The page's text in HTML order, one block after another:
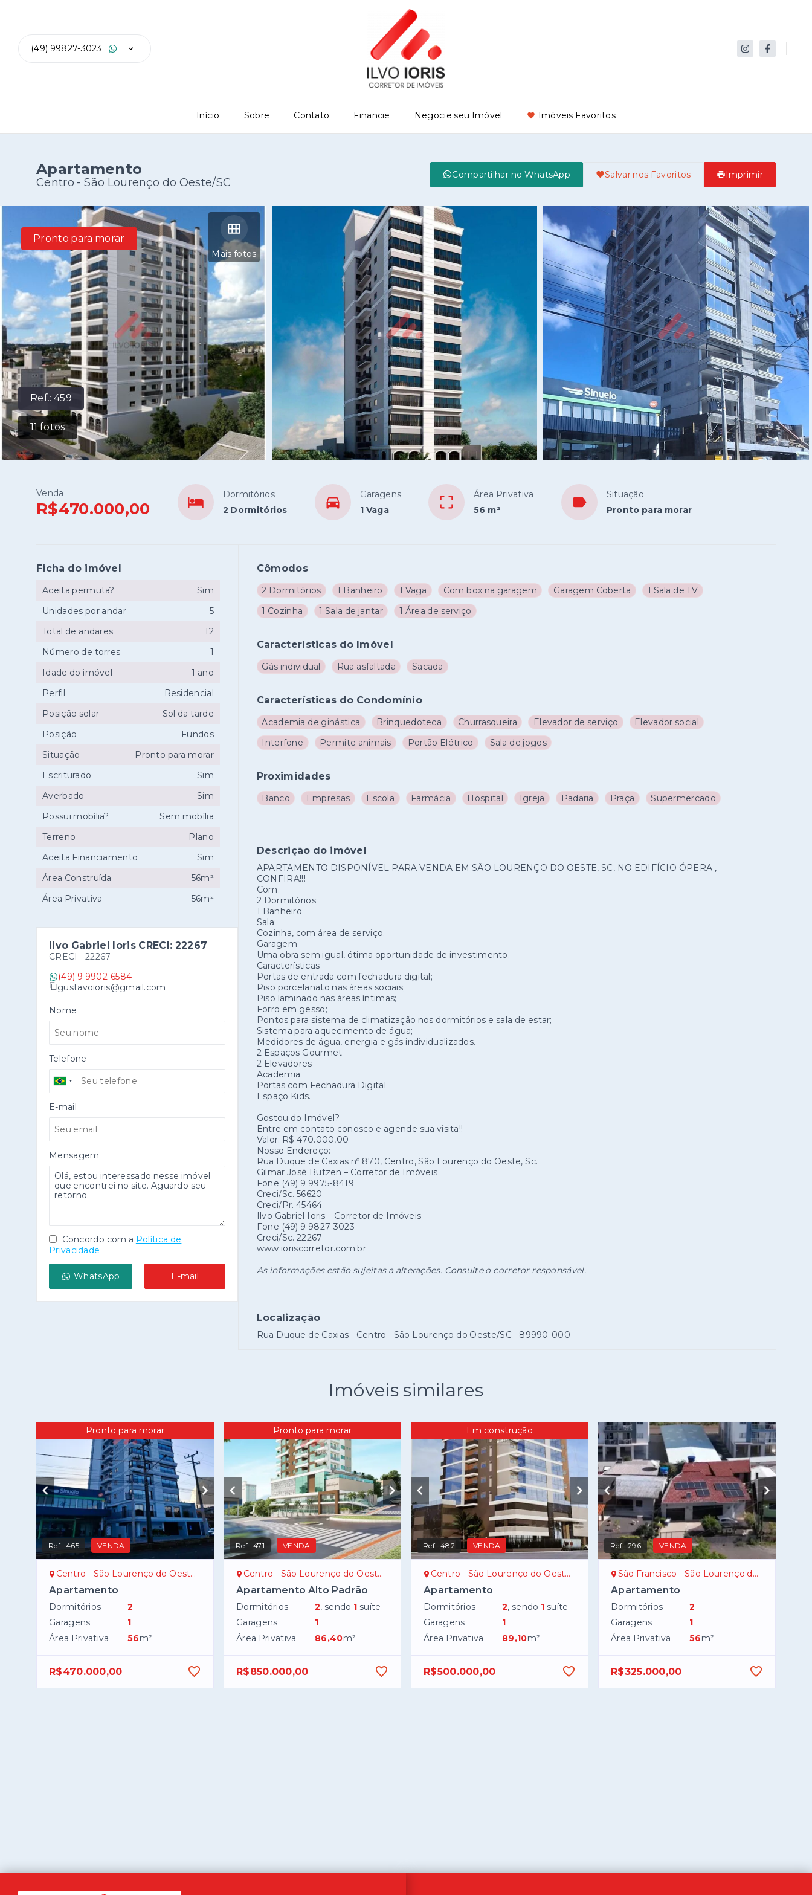
(49) 99827-3023
Início Sobre Contato Financie Negocie seu Imóvel Imóveis Favoritos
Apartamento
Centro - São Lourenço do Oeste/SC
Compartilhar no WhatsApp Salvar nos Favoritos Imprimir
Ref.:459
11fotos
Mais fotos
Pronto para morar
Venda
R$470.000,00
Dormitórios
2 Dormitórios
Garagens
1 Vaga
Área Privativa
56 m²
Situação
Pronto para morar
Cômodos
2 Dormitórios 1 Banheiro 1 Vaga Com box na garagem Garagem Coberta
1 Sala de TV
1 Cozinha
1 Sala de jantar 1 Área de serviço
Características do Imóvel
Gás individual Rua asfaltada Sacada
Características do Condomínio
Academia de ginástica Brinquedoteca Churrasqueira Elevador de serviço
Elevador social
Interfone
Permite animais Portão Elétrico Sala de jogos
Proximidades
Banco Empresas Escola Farmácia Hospital Igreja Padaria Praça Supermercado
Descrição do imóvel
APARTAMENTO DISPONÍVEL PARA VENDA EM SÃO LOURENÇO DO OESTE, SC, NO EDIFÍCIO ÓPERA ,
CONFIRA!!!
Com:
2 Dormitórios;
1 Banheiro
Sala;
Cozinha, com área de serviço.
Garagem
Uma obra sem igual, ótima oportunidade de investimento.
Características
Portas de entrada com fechadura digital;
Piso porcelanato nas áreas sociais;
Piso laminado nas áreas íntimas;
Forro em gesso;
Pontos para sistema de climatização nos dormitórios e sala de estar;
Sistema para aquecimento de água;
Medidores de água, energia e gás individualizados.
2 Espaços Gourmet
2 Elevadores
Academia
Portas com Fechadura Digital
Espaço Kids.
Gostou do Imóvel?
Entre em contato conosco e agende sua visita!!
Valor: R$ 470.000,00
Nosso Endereço:
Rua Duque de Caxias nº 870, Centro, São Lourenço do Oeste, Sc.
Gilmar José Butzen – Corretor de Imóveis
Fone (49) 9 9975-8419
Creci/Sc. 56620
Creci/Pr. 45464
Ilvo Gabriel Ioris – Corretor de Imóveis
Fone (49) 9 9827-3023
Creci/Sc. 22267
www.ioriscorretor.com.br
As informações estão sujeitas a alterações. Consulte o corretor responsável.
Localização
Rua Duque de Caxias - Centro - São Lourenço do Oeste/SC- 89990-000
Ficha do imóvel
Aceita permuta?
Sim
Unidades por andar
5
Total de andares
12
Número de torres
1
Idade do imóvel
1 ano
Perfil
Residencial
Posição solar
Sol da tarde
Posição
Fundos
Situação
Pronto para morar
Escriturado
Sim
Averbado
Sim
Possui mobília?
Sem mobília
Terreno
Plano
Aceita Financiamento
Sim
Área Construída
56m²
Área Privativa
56m²
Ilvo Gabriel Ioris CRECI: 22267
CRECI - 22267
(49) 9 9902-6584
gustavoioris@gmail.com
Nome
Telefone
E-mail
Mensagem
Concordo com a Política de
Privacidade
WhatsApp E-mail
Imóveis similares
Pronto para morar
Ref.:465 VENDA
Centro - São Lourenço do Oeste/SC
Apartamento
Dormitórios
2
Garagens
1
Área Privativa
56m²
R$470.000,00
Pronto para morar
Ref.:471 VENDA
Centro - São Lourenço do Oeste/SC
Apartamento Alto Padrão
Dormitórios 2, sendo 1 suíte
Garagens
1
Área Privativa
86,40m²
R$850.000,00
Em construção
Ref.:482 VENDA
Centro - São Lourenço do Oeste/SC
Apartamento
Dormitórios 2, sendo 1 suíte
Garagens
1
Área Privativa
89,10m²
R$500.000,00
Ref.:296 VENDA
São Francisco - São Lourenço do Oeste/SC
Apartamento
Dormitórios
2
Garagens
1
Área Privativa
56m²
R$325.000,00